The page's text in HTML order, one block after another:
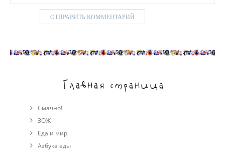
Главная страница
Смачно!
ЗОЖ
Еда и мир
Азбука еды